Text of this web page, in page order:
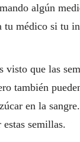
algún
tu médico si tu
visto que las
también
en la
semillas.